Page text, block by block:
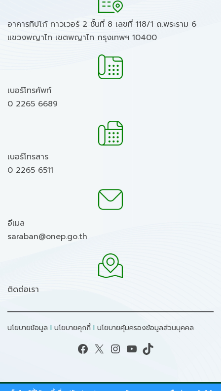
อาคารทิปโก้ ทาวเวอร์ 2 ชั้นที่ 8 เลขที่ 118/1 ถ.พระราม 6
แขวงพญาไท เขตพญาไท กรุงเทพฯ 10400
เบอร์โทรศัพท์
0 2265 6689
เบอร์โทรสาร
0 2265 6511
อีเมล
saraban@onep.go.th
ติดต่อเรา
นโยบายข้อมูล I นโยบายคุกกี้I นโยบายคุ้มครองข้อมูลส่วนบุคคล
Facebook X Instagram YouTube TikTok